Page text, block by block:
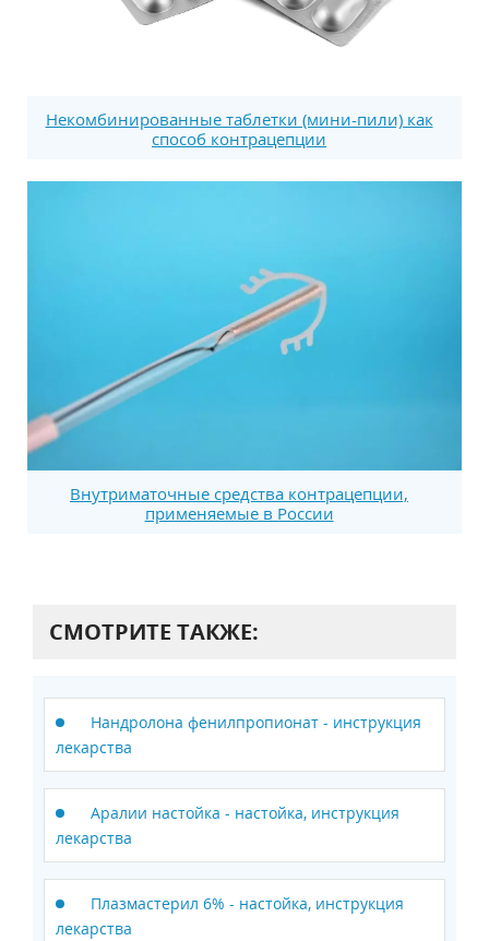
Некомбинированные таблетки (мини-пили) как
способ контрацепции
Внутриматочные средства контрацепции,
применяемые в России
СМОТРИТЕ ТАКЖЕ:
Нандролона фенилпропионат - инструкция
лекарства
Аралии настойка - настойка, инструкция
лекарства
Плазмастерил 6% - настойка, инструкция
лекарства